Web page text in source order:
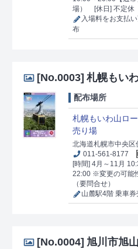
場）
[休日] 不定休
入場料をお支払
布
[No.0003] 札幌もい
配布場所
札幌もいわ山ロ
売り場
北海道札幌市中央
011-561-8177
[時間] 4月～11月
22:00 ※変更の可能
（要問合せ）
山麓駅4階 乗車
[No.0004] 旭川市旭